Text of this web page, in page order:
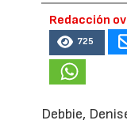
Redacción
725
Debbie,